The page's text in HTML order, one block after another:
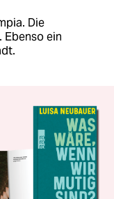
Die
ein